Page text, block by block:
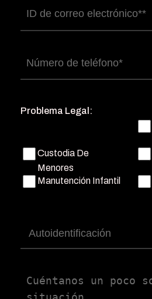
Correo
electrónico(Obligatorio)
Número
de
Problema Legal:
Custodia De
Menores
Manutención Infantil
Autoidentificación
Untitled